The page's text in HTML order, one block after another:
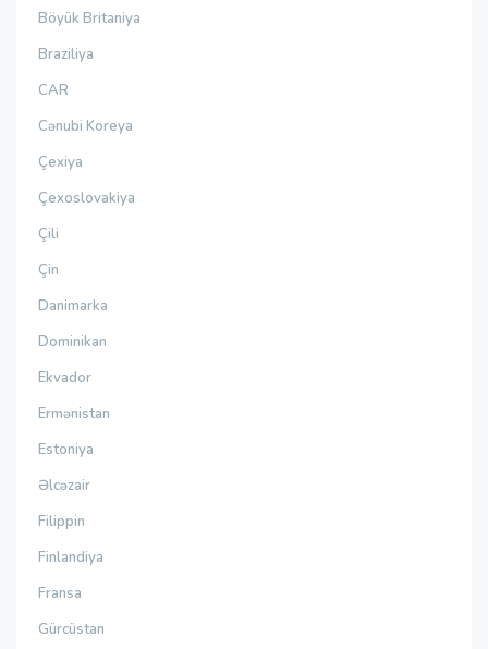
Böyük Britaniya
Braziliya
CAR
Cənubi Koreya
Çexiya
Çexoslovakiya
Çili
Çin
Danimarka
Dominikan
Ekvador
Ermənistan
Estoniya
Əlcəzair
Filippin
Finlandiya
Fransa
Gürcüstan